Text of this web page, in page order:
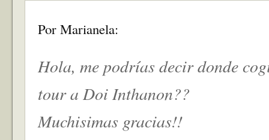
Por Marianela:
Hola, me podrías decir donde
tour a Doi Inthanon??
Muchisimas gracias!!